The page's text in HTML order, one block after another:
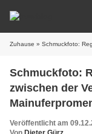
Zuhause » Schmuckfoto: Regenbogen
Schmuckfoto:
zwischen der
Veröffentlicht am